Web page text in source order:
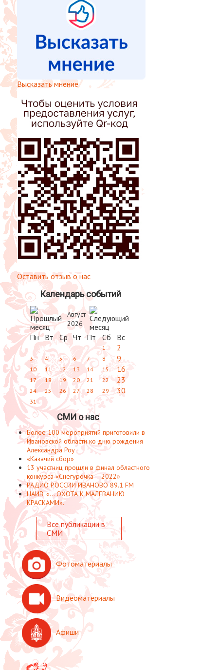
Высказать мнение
Оставить отзыв о нас
Календарь событий
Август
2026
Пн Вт Ср Чт Пт Сб Вс
1 2
3 4 5 6 7 8 9
10 11 12 13 14 15 16
17 18 19 20 21 22 23
24 25 26 27 28 29 30
31
СМИ о нас
Более 100 мероприятий приготовили в
Ивановской области ко дню рождения
Александра Роу
«Казачий сбор»
13 участниц прошли в финал областного
конкурса «Снегурочка – 2022»
РАДИО РОССИИ ИВАНОВО 89.1 FM
НАИВ. «... ОХОТА К МАЛЕВАНИЮ
КРАСКАМИ».
Все публикации в
СМИ
Фотоматериалы
Видеоматериалы
Афиши